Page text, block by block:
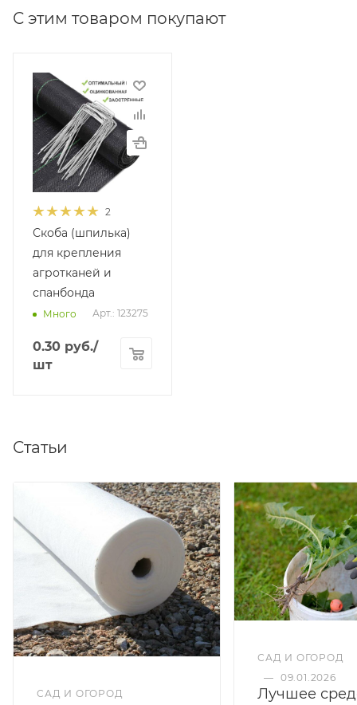
С этим товаром покупают
2
Скоба (шпилька)
для крепления
агротканей и
спанбонда
Много Арт.: 123275
0.30 руб./
шт
Статьи
САД И ОГОРОД
САД И ОГОРОД
— 09.01.2026
Лучшее